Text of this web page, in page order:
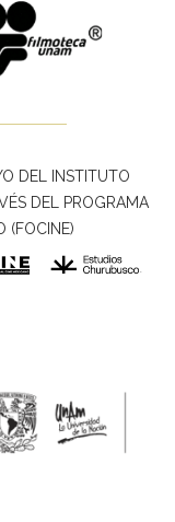
DEL INSTITUTO
DEL PROGRAMA
(FOCINE)